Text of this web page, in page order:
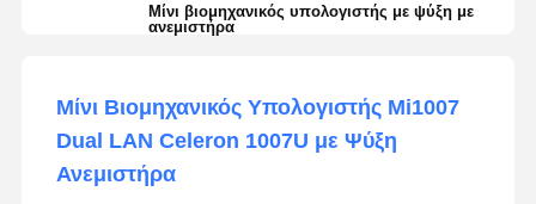
Μίνι βιομηχανικός υπολογιστής με ψύξη με
ανεμιστήρα
Μίνι Βιομηχανικός Υπολογιστής Mi1007
Dual LAN Celeron 1007U με Ψύξη
Ανεμιστήρα